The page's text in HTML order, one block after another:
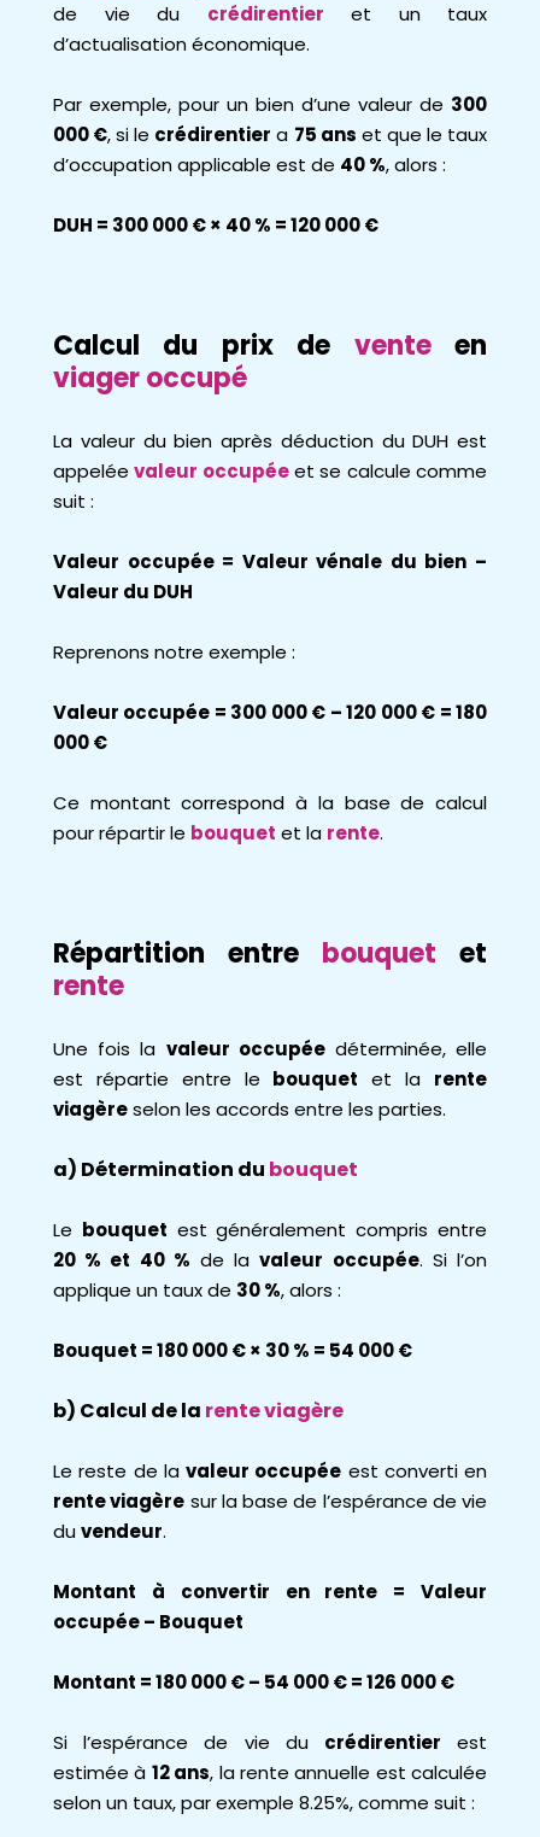
de vie du crédirentier
et un taux
d’actualisation économique.
Par exemple, pour un bien d’une valeur de 300
000 €, si le crédirentier a 75 ans et que le taux
d’occupation applicable est de 40 %, alors :
DUH = 300 000 € × 40 % = 120 000 €
Calcul du prix de venteen
viager occupé
La valeur du bien après déduction du DUH est
appeléevaleur occupéeet se calcule comme
suit :
Valeur occupée = Valeur vénale du bien –
Valeur du DUH
Reprenons notre exemple :
Valeur occupée = 300 000 € – 120 000 € = 180
000 €
Ce montant correspond à la base de calcul
pour répartir le bouquet et la rente.
Répartition entre bouquet et
rente
Une fois la valeur occupéedéterminée, elle
est répartie entre le bouquet et la rente
viagèreselon les accords entre les parties.
a) Détermination du bouquet
Le bouquet est généralement compris entre
20 % et 40 % de lavaleur occupée. Si l’on
applique un taux de 30 %, alors :
Bouquet = 180 000 € × 30 % = 54 000 €
b) Calcul de la rente viagère
Le reste de la valeur occupée est converti en
rente viagère sur la base de l’espérance de vie
duvendeur.
Montant à convertir en rente = Valeur
occupée – Bouquet
Montant = 180 000 € – 54 000 € = 126 000 €
Si l’espérance de vie du crédirentier est
estimée à 12 ans, la rente annuelle est calculée
selon un taux, par exemple 8.25%, comme suit :